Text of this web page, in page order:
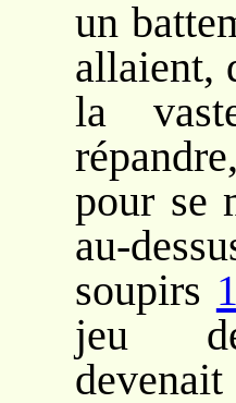
un
allaient,
la
pour se
au-
soupirs
jeu